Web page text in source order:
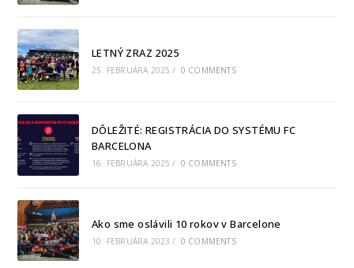
LETNÝ ZRAZ 2025
25. FEBRUÁRA 2025 / 0 COMMENTS
DÔLEŽITÉ: REGISTRÁCIA DO SYSTÉMU FC
BARCELONA
16. FEBRUÁRA 2025 / 0 COMMENTS
Ako sme oslávili 10 rokov v Barcelone
10. FEBRUÁRA 2023 / 0 COMMENTS